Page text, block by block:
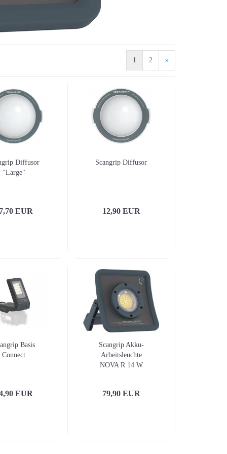
Wasserwaagen
1 2 »
Diffusor
"Large"
EUR
Scangrip Diffusor
12,90 EUR
Basis
Connect
EUR
Scangrip Akku-
Arbeitsleuchte
NOVA R 14 W
79,90 EUR